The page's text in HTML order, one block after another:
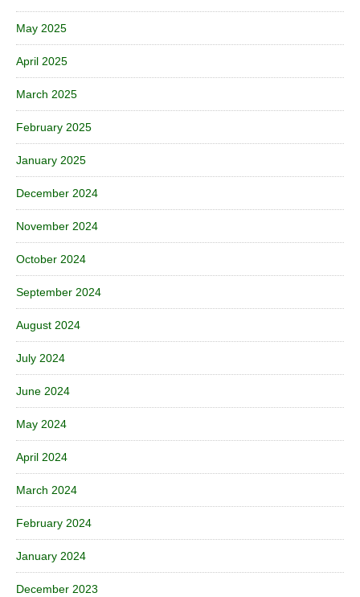
May 2025
April 2025
March 2025
February 2025
January 2025
December 2024
November 2024
October 2024
September 2024
August 2024
July 2024
June 2024
May 2024
April 2024
March 2024
February 2024
January 2024
December 2023